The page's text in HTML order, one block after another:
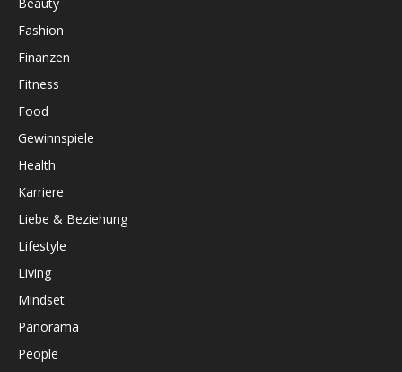
Fashion
Finanzen
Fitness
Food
Gewinnspiele
Health
Karriere
Liebe & Beziehung
Lifestyle
Living
Mindset
Panorama
People